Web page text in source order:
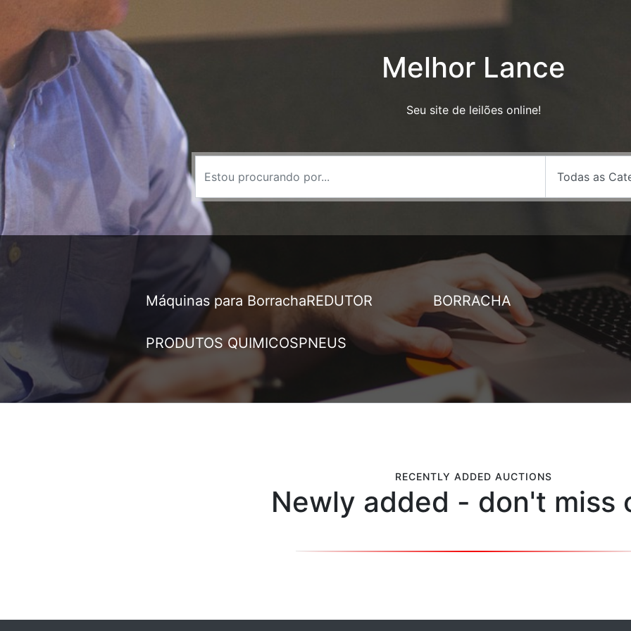
Melhor Lance
Seu site de leilões online!
Máquinas para BorrachaREDUTOR BORRACHA
PRODUTOS QUIMICOSPNEUS
RECENTLY ADDED AUCTIONS
Newly added - don't miss